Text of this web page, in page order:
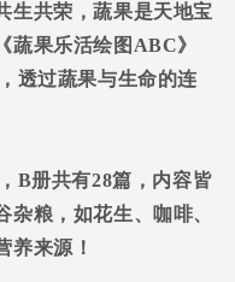
生共荣，蔬果是天地宝
蔬果乐活绘图 ABC》
透过蔬果与生命的连
B册共有28篇，内容皆
粮，如花生、咖啡、
养来源！